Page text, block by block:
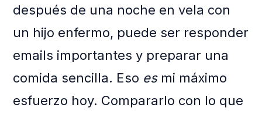
después de una noche en vela con
un hijo enfermo, puede ser responder
emails importantes y preparar una
comida sencilla. Eso esmi máximo
esfuerzo hoy. Compararlo con lo que